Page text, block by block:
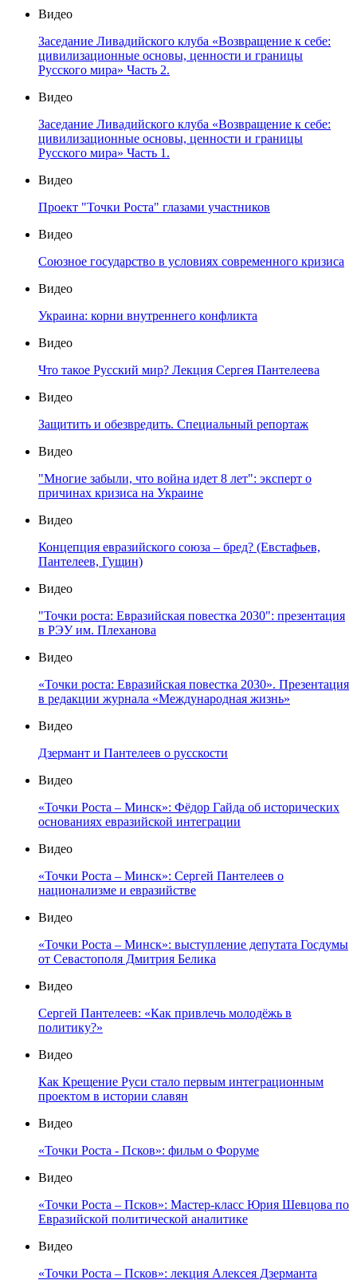
Видео
Заседание Ливадийского клуба «Возвращение к себе:
цивилизационные основы, ценности и границы
Русского мира» Часть 2.
Видео
Заседание Ливадийского клуба «Возвращение к себе:
цивилизационные основы, ценности и границы
Русского мира» Часть 1.
Видео
Проект "Точки Роста" глазами участников
Видео
Союзное государство в условиях современного кризиса
Видео
Украина: корни внутреннего конфликта
Видео
Что такое Русский мир? Лекция Сергея Пантелеева
Видео
Защитить и обезвредить. Специальный репортаж
Видео
"Многие забыли, что война идет 8 лет": эксперт о
причинах кризиса на Украине
Видео
Концепция евразийского союза – бред? (Евстафьев,
Пантелеев, Гущин)
Видео
"Точки роста: Евразийская повестка 2030": презентация
в РЭУ им. Плеханова
Видео
«Точки роста: Евразийская повестка 2030». Презентация
в редакции журнала «Международная жизнь»
Видео
Дзермант и Пантелеев о русскости
Видео
«Точки Роста – Минск»: Фёдор Гайда об исторических
основаниях евразийской интеграции
Видео
«Точки Роста – Минск»: Сергей Пантелеев о
национализме и евразийстве
Видео
«Точки Роста – Минск»: выступление депутата Госдумы
от Севастополя Дмитрия Белика
Видео
Сергей Пантелеев: «Как привлечь молодёжь в
политику?»
Видео
Как Крещение Руси стало первым интеграционным
проектом в истории славян
Видео
«Точки Роста - Псков»: фильм о Форуме
Видео
«Точки Роста – Псков»: Мастер-класс Юрия Шевцова по
Евразийской политической аналитике
Видео
«Точки Роста – Псков»: лекция Алексея Дзерманта